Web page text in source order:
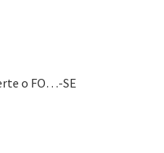
o FO…-SE